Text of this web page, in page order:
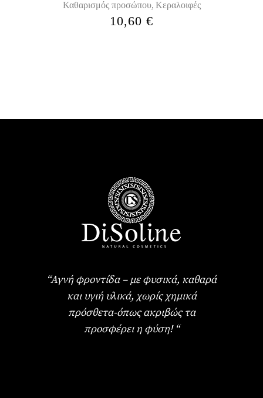
Καθαρισμός προσώπου, Κεραλοιφές
10,60€
“Αγνή φροντίδα – με φυσικά, καθαρά
και υγιή υλικά, χωρίς χημικά
πρόσθετα-όπως ακριβώς τα
προσφέρει η φύση! “